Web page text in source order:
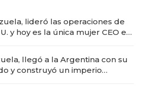
lideró las operaciones de
y hoy es la única mujer CEO en
llegó a la Argentina con su
y construyó un imperio